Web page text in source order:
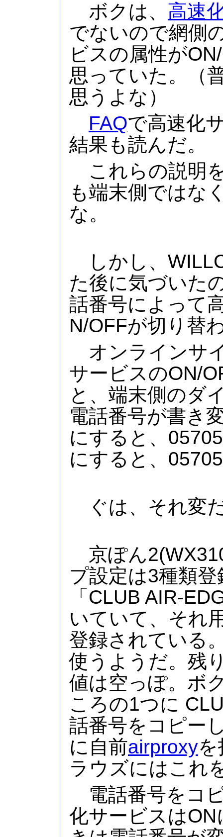
ボクは、 高速
でないので網側
ビスの属性が
思っていた。（
思うよな）
FAQで高速化
結果も読んだ。
これらの説明
も端末側ではな
な。
しかし、
た後に気づいた
話番号によって
N/OFFが切り替
オンラインサ
サービスのON/
と、端末側のダ
電話番号が書き
にすると、
にすると、
ぐは、それ変
京ぽん
プ設定は3種類
「CLUB AIR-
いていて、それ
登録されている
使うようだ。残
値は空っぽ。ボ
ころの1つに
話番号をコピー
に自前airproxy
ラウズにはこれ
電話番号をコ
化サービスは